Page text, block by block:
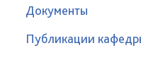
Документы
Публикации